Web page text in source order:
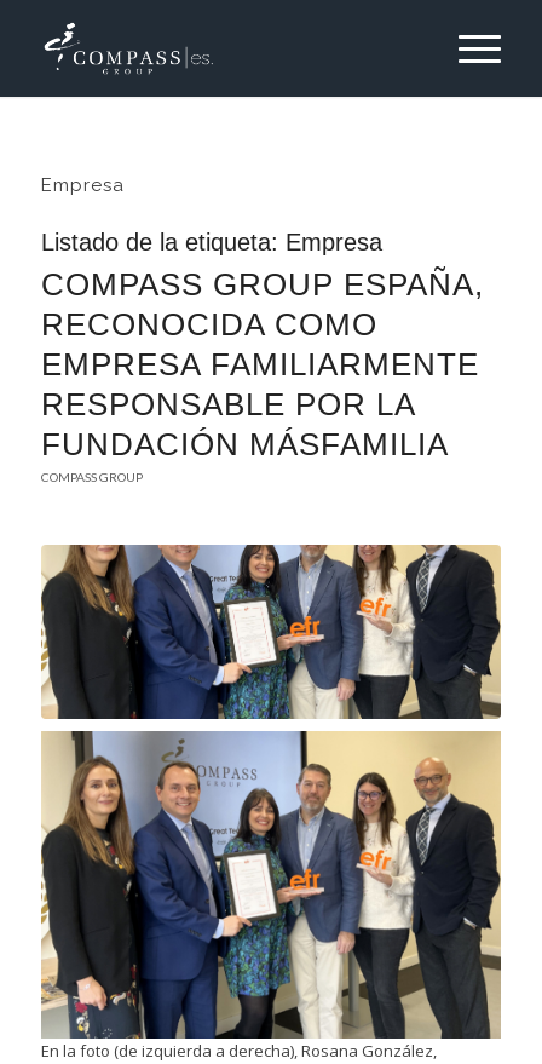
Empresa
Listado de la etiqueta: Empresa
COMPASS GROUP ESPAÑA,
RECONOCIDA COMO
EMPRESA FAMILIARMENTE
RESPONSABLE POR LA
FUNDACIÓN MÁSFAMILIA
COMPASS GROUP
En la foto (de izquierda a derecha), Rosana González,